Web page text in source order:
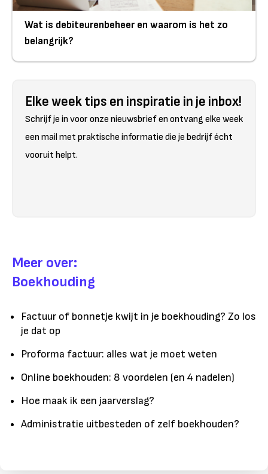
Wat is debiteurenbeheer en waarom is het zo
belangrijk?
Elke week tips en inspiratie in je inbox!
Schrijf je in voor onze nieuwsbrief en ontvang elke week
een mail met praktische informatie die je bedrijf écht
vooruit helpt.
Meer over:
Boekhouding
Factuur of bonnetje kwijt in je boekhouding? Zo los
je dat op
Proforma factuur: alles wat je moet weten
Online boekhouden: 8 voordelen (en 4 nadelen)
Hoe maak ik een jaarverslag?
Administratie uitbesteden of zelf boekhouden?